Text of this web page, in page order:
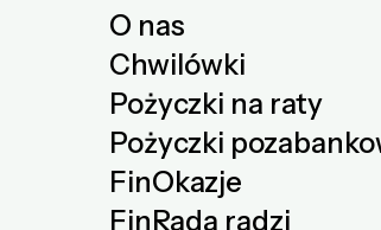
O nas
Chwilówki
Pożyczki na raty
Pożyczki
FinOkazje
FinRada radzi